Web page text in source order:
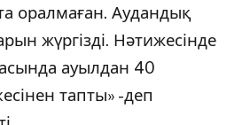
оралмаған. Аудандық
жүргізді. Нәтижесінде
ауылдан 40
тапты» -деп